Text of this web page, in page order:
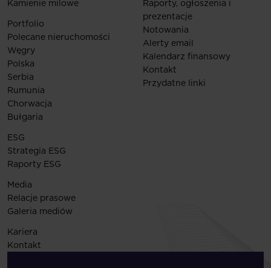
Kamienie milowe
Portfolio
Polecane nieruchomości
Węgry
Polska
Serbia
Rumunia
Chorwacja
Bułgaria
Raporty, ogłoszenia i
prezentacje
Notowania
Alerty email
Kalendarz finansowy
Kontakt
Przydatne linki
ESG
Strategia ESG
Raporty ESG
Media
Relacje prasowe
Galeria mediów
Kariera
Kontakt